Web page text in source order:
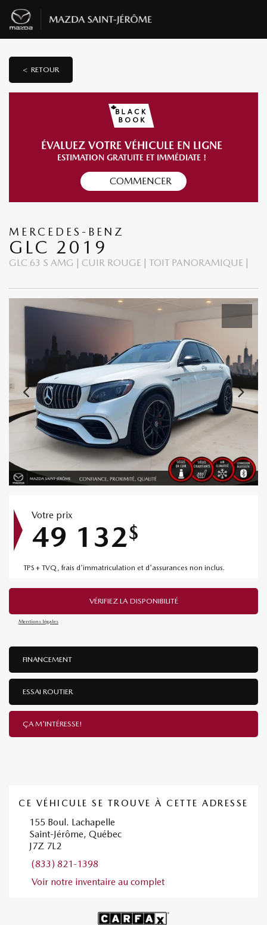
< RETOUR
ÉVALUEZ VOTRE VÉHICULE EN LIGNE
ESTIMATION GRATUITE ET IMMÉDIATE !
COMMENCER
MERCEDES-BENZ
GLC 2019
GLC 63 S AMG | CUIR ROUGE | TOIT PANORAMIQUE |
Votre prix
49 132$
TPS + TVQ, frais d'immatriculation et d'assurances non inclus.
VÉRIFIEZ LA DISPONIBILITÉ
Mentions légales
FINANCEMENT
ESSAI ROUTIER
ÇA M'INTÉRESSE!
CE VÉHICULE SE TROUVE À CETTE ADRESSE
155 Boul. Lachapelle
Saint-Jérôme, Québec
J7Z 7L2
(833) 821-1398
Voir notre inventaire au complet